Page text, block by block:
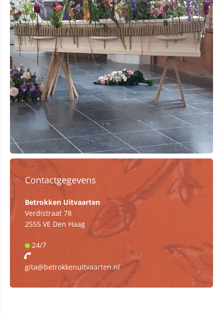
Contactgegevens
Betrokken Uitvaarten
Verdistraat 78
2555 VE Den Haag
24/7
gita@betrokkenuitvaarten.nl